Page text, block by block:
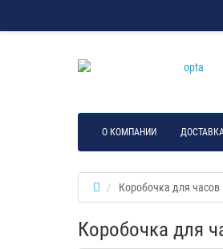
О КОМПАНИИ
Коробочка для часов
Коробочка для